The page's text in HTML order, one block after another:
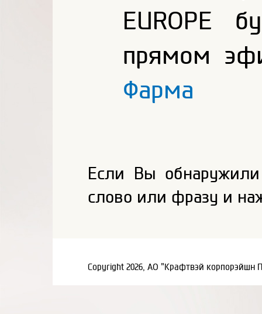
EUROPE
прямом
Фарма
Если Вы
слово или фразу и
Copyright 2026, АО "Крафтвэй корпорэйшн